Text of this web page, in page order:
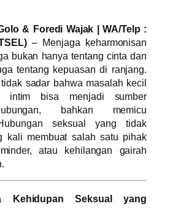
& Foredi Wajak | WA/Telp :
– Menjaga keharmonisan
bukan hanya tentang cinta dan
tentang kepuasan di ranjang.
sadar bahwa masalah kecil
intim bisa menjadi sumber
bahkan memicu
seksual yang tidak
kali membuat salah satu pihak
atau kehilangan gairah
Seksual yang